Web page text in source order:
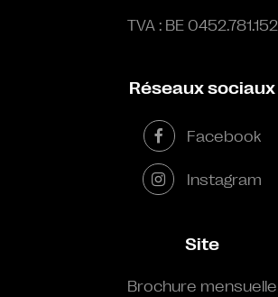
TVA : BE 0452.781.152
Réseaux sociaux
Facebook
Instagram
Site
Brochure mensuelle